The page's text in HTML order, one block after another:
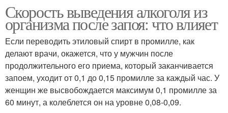
Скорость выведения алкоголя из
организма после запоя: что влияет
Если переводить этиловый спирт в промилле, как
делают врачи, окажется, что у мужчин после
продолжительного его приема, который заканчивается
запоем, уходит от 0,1 до 0,15 промилле за каждый час. У
женщин же высвобождается максимум 0,1 промилле за
60 минут, а колеблется он на уровне 0,08-0,09.